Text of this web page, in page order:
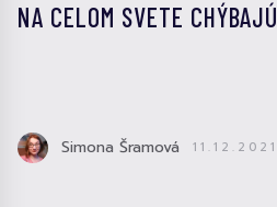
NA CELOM SVETE CHÝBAJÚ
Simona Šramová 11.12.2021